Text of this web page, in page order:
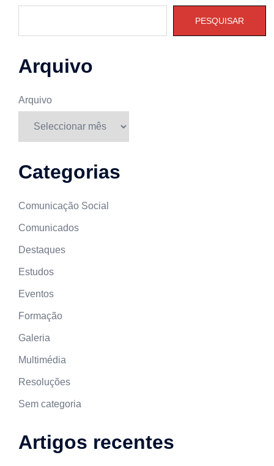
PESQUISAR
Arquivo
Arquivo
Categorias
Comunicação Social
Comunicados
Destaques
Estudos
Eventos
Formação
Galeria
Multimédia
Resoluções
Sem categoria
Artigos recentes